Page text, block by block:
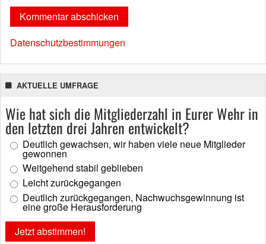
Datenschutzbestimmungen
AKTUELLE UMFRAGE
Wie hat sich die Mitgliederzahl in Eurer Wehr in
den letzten drei Jahren entwickelt?
Deutlich gewachsen, wir haben viele neue Mitglieder
gewonnen
Weitgehend stabil geblieben
Leicht zurückgegangen
Deutlich zurückgegangen, Nachwuchsgewinnung ist
eine große Herausforderung